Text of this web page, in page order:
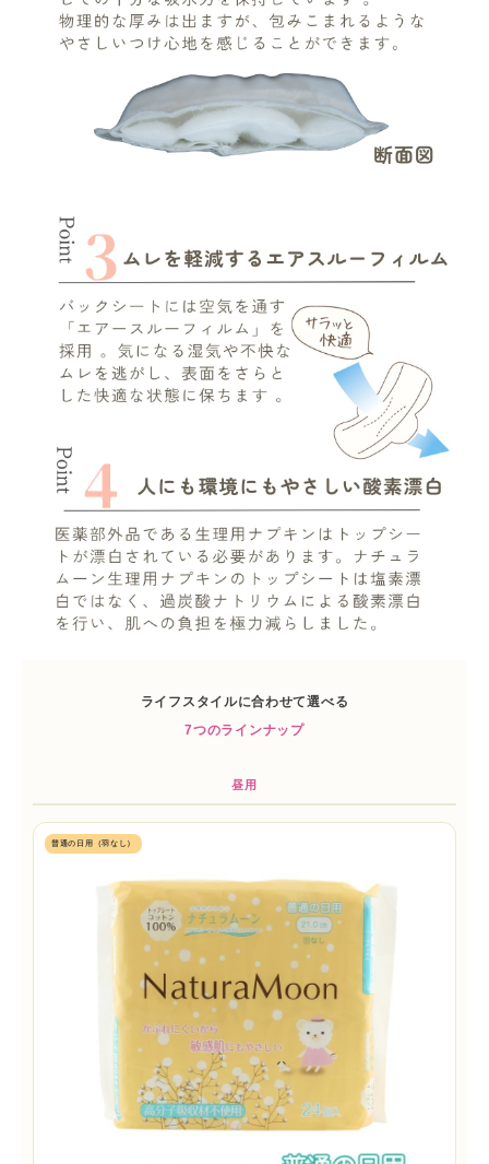
ライフスタイルに合わせて選べる
7つのラインナップ
昼用
普通の日用（羽なし）